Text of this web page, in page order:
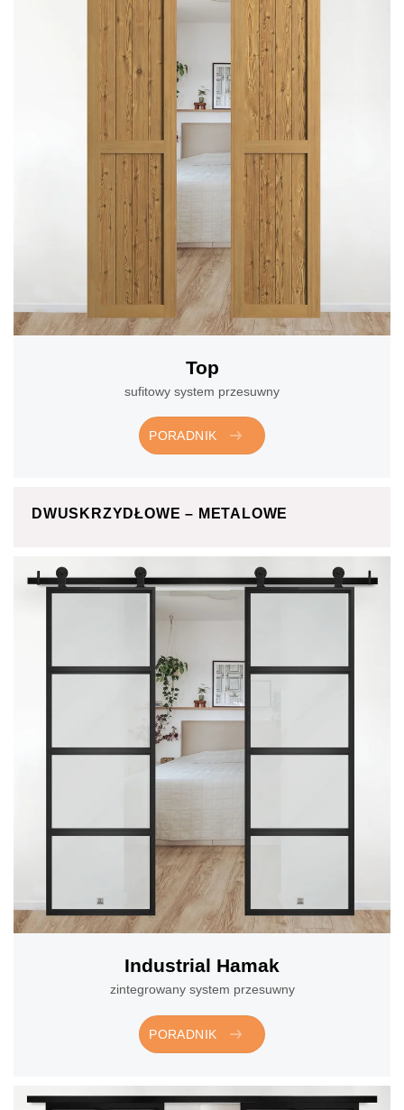
Top
sufitowy system przesuwny
PORADNIK
DWUSKRZYDŁOWE – METALOWE
Industrial Hamak
zintegrowany system przesuwny
PORADNIK